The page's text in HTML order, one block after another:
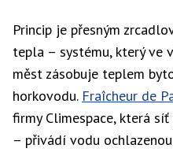
Princip je přesným
tepla – systému, který ve
měst zásobuje teplem
horkovodu. Fraîcheur de
firmy Climespace, která
– přivádí vodu